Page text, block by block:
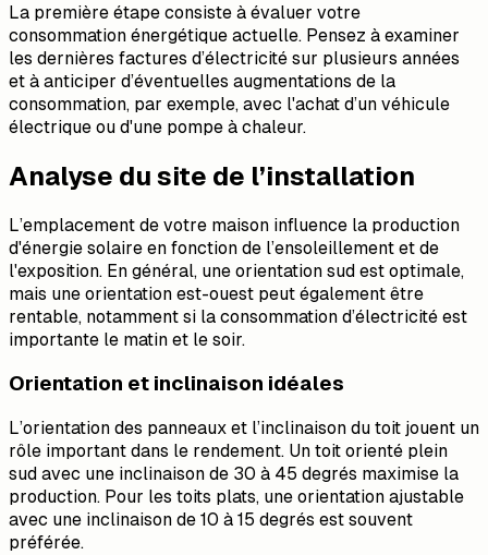
La première étape consiste à évaluer votre
consommation énergétique actuelle. Pensez à examiner
les dernières factures d’électricité sur plusieurs années
et à anticiper d’éventuelles augmentations de la
consommation, par exemple, avec l'achat d’un véhicule
électrique ou d'une pompe à chaleur.
Analyse du site de l’installation
L’emplacement de votre maison influence la production
d'énergie solaire en fonction de l’ensoleillement et de
l'exposition. En général, une orientation sud est optimale,
mais une orientation est-ouest peut également être
rentable, notamment si la consommation d’électricité est
importante le matin et le soir.
Orientation et inclinaison idéales
L’orientation des panneaux et l’inclinaison du toit jouent un
rôle important dans le rendement. Un toit orienté plein
sud avec une inclinaison de 30 à 45 degrés maximise la
production. Pour les toits plats, une orientation ajustable
avec une inclinaison de 10 à 15 degrés est souvent
préférée.